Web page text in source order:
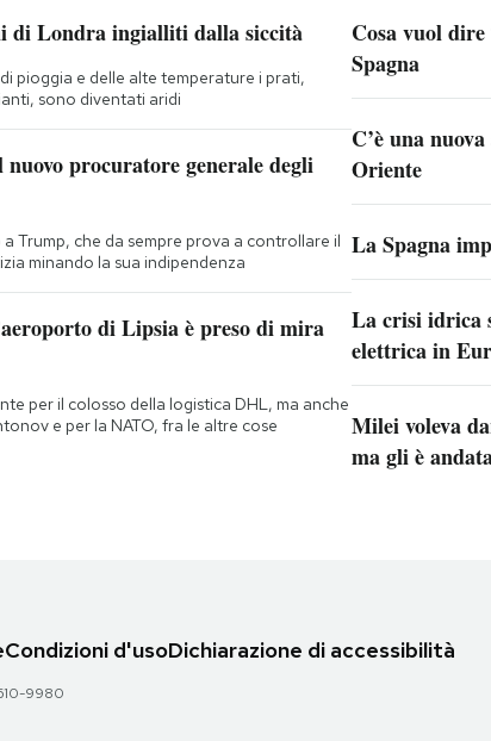
di Londra ingialliti dalla siccità
pioggia e delle alte temperature i prati,
sono diventati aridi
nuovo procuratore generale degli
Trump, che da sempre prova a controllare il
minando la sua indipendenza
di Lipsia è preso di mira
per il colosso della logistica DHL, ma anche
e per la NATO, fra le altre cose
Cosa vuol
Spagna
C’è una
Oriente
La Spagna
La crisi idrica
elettrica in
Milei voleva
ma gli è
Condizioni d'usoDichiarazione di accessibilità
9980